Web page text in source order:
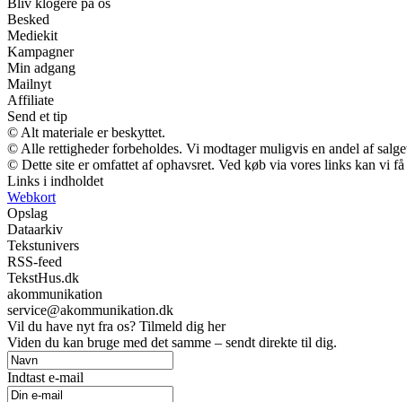
Besked
Mediekit
Kampagner
Min adgang
Mailnyt
Affiliate
Send et tip
© Alt materiale er beskyttet.
© Alle rettigheder forbeholdes. Vi modtager muligvis en andel af
© Dette site er omfattet af ophavsret. Ved køb via vores links kan vi
Links i indholdet
Webkort
Opslag
Dataarkiv
Tekstunivers
RSS-feed
TekstHus.dk
akommunikation
service@akommunikation.dk
Vil du have nyt fra os? Tilmeld dig her
Viden du kan bruge med det samme – sendt direkte til dig.
Indtast e-mail